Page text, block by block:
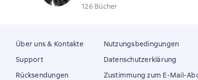
126 Bücher
Über uns & Kontakte
Support
Rücksendungen
Nutzungsbedingungen
Datenschutzerklärung
Zustimmung zum E-Mail-